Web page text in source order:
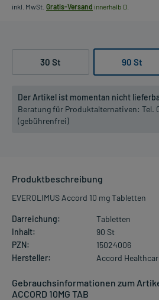
inkl. MwSt. Gratis-Versand innerhalb D.
30 St 90 St
Der Artikel ist momentan nicht
Beratung für Produktalternativen: Tel.
(gebührenfrei)
Produktbeschreibung
EVEROLIMUS Accord 10 mg Tabletten
Darreichung:
Tabletten
Inhalt:
90 St
PZN:
15024006
Hersteller:
Accord
Gebrauchsinformationen zum
ACCORD 10MG TAB